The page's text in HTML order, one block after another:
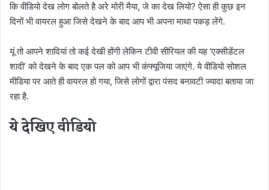
कि वीडियो देख लोग बोलते है अरे मोरी मैया, जे का देख लियो? ऐसा ही कुछ इन
दिनों भी वायरल हुआ जिसे देखने के बाद आप भी अपना माथा पकड़ लेंगे.
यूं तो आपने शादियां तो कई देखी होंगी लेकिन टीवी सीरियल की यह ‘एक्सीडेंटल
शादी’ को देखने के बाद एक पल को आप भी कंफ्यूजिया जाएंगे. ये वीडियो सोशल
मीडिया पर आते ही वायरल हो गया, जिसे लोगों द्वारा पंसद बनावटी ज्यादा बताया जा
रहा है.
ये देखिए वीडियो